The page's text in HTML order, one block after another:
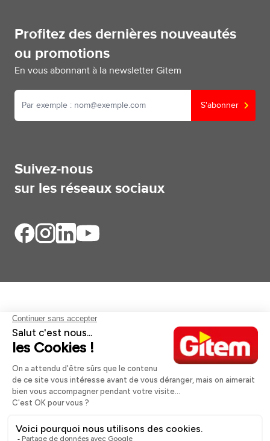
Profitez des dernières nouveautés
ou promotions
En vous abonnant à la newsletter Gitem
S'abonner
Suivez-nous
sur les réseaux sociaux
Aides et informations
Services
Informations légales
A propos
Nos magasins